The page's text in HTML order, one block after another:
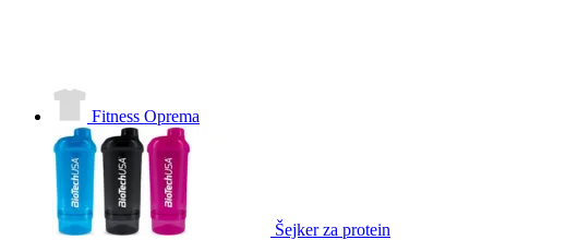
Fitness Oprema
Šejker za protein